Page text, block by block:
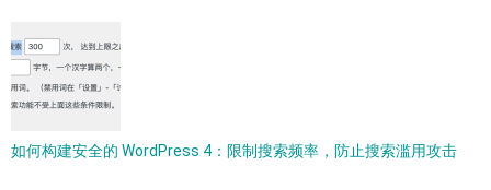
如何构建安全的 WordPress 4：限制搜索频率，防止搜索滥用攻击